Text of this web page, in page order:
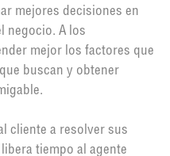
mejores decisiones en
negocio. A los
mejor los factores que
buscan y obtener
cliente a resolver sus
tiempo al agente